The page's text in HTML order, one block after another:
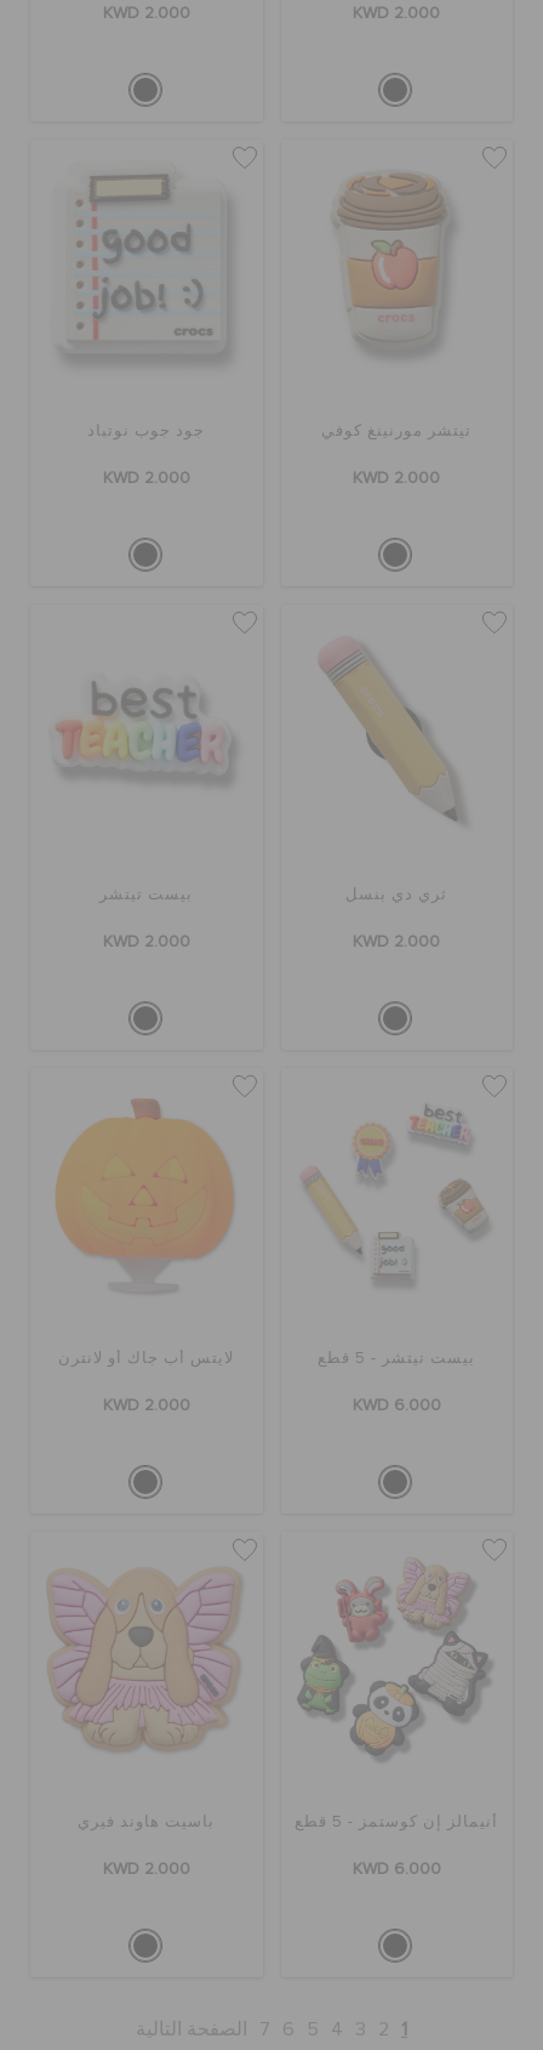
KWD 2.000
KWD 2.000
تيتشر مورنينغ كوفي
KWD 2.000
جود جوب نوتباد
KWD 2.000
ثري دي بنسل
KWD 2.000
بيست تيتشر
KWD 2.000
بيست تيتشر - 5 قطع
KWD 6.000
لايتس أب جاك أو لانترن
KWD 2.000
أنيمالز إن كوستمز - 5 قطع
KWD 6.000
باسيت هاوند فيري
KWD 2.000
1
2
3
4
5
6
7 الصفحة التالية